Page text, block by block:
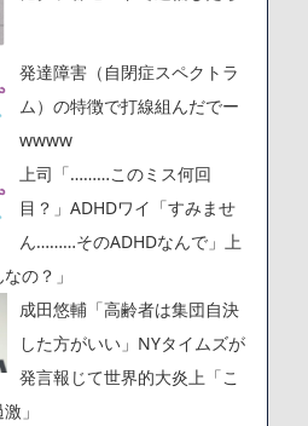
発達障害（自閉症スペクトラ
ム）の特徴で打線組んだでー
wwww
上司「………このミス何回
目？」ADHDワイ「すみませ
ん………そのADHDなんで」上
の？」
成田悠輔「高齢者は集団自決
した方がいい」NYタイムズが
発言報じて世界的大炎上「こ
」